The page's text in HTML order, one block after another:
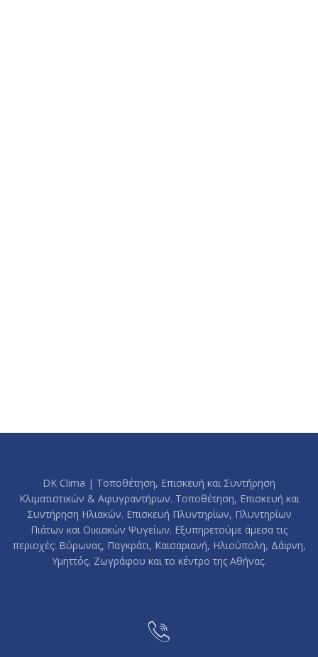
DK Clima | Τοποθέτηση, Επισκευή και Συντήρηση
Κλιματιστικών & Αφυγραντήρων. Τοποθέτηση, Επισκευή και
Συντήρηση Ηλιακών. Επισκευή Πλυντηρίων, Πλυντηρίων
Πιάτων και Οικιακών Ψυγείων. Εξυπηρετούμε άμεσα τις
περιοχές: Βύρωνας, Παγκράτι, Καισαριανή, Ηλιούπολη, Δάφνη,
Υμηττός, Ζωγράφου και το κέντρο της Αθήνας.